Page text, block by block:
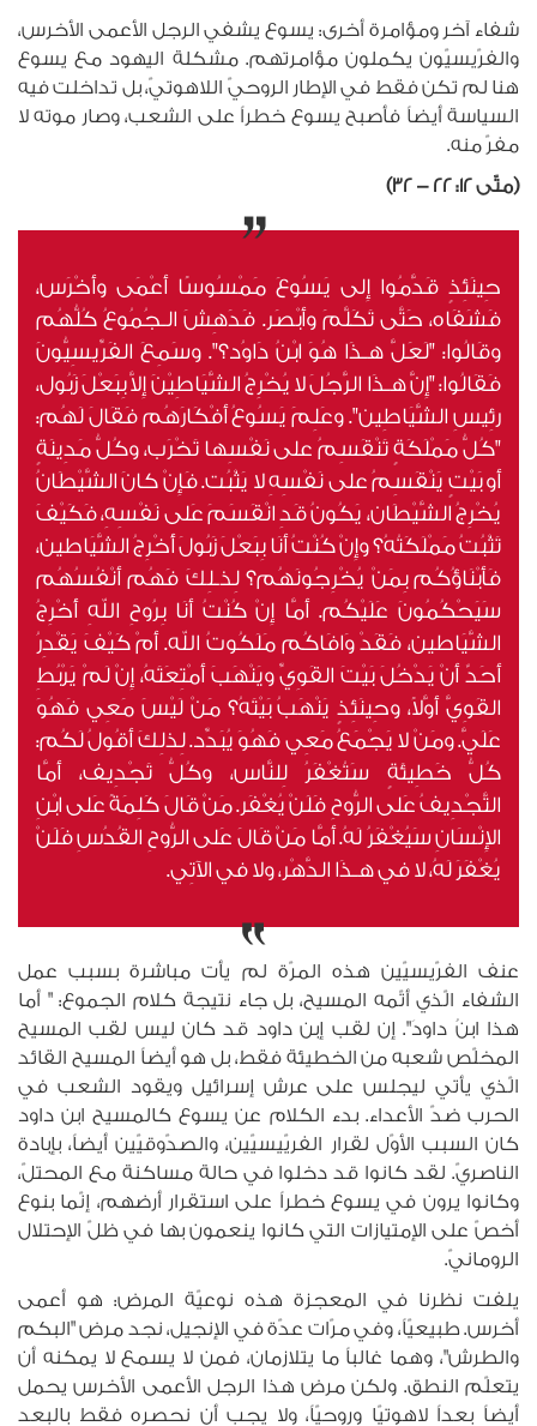
شفاء آخر ومؤامرة أخرى: يسوع يشفي الرجل الأعمى الأخرس،
والفرّيسيّون يكملون مؤامرتهم. مشكلة اليهود مع يسوع
هنا لم تكن فقط في الإطار الروحيّ اللاهوتيّ، بل تداخلت فيه
السياسة أيضاً فأصبح يسوع خطراً على الشعب، وصار موته لا
مفرّ منه.
(متّى 12: 22 - 32)
حِينَئِذٍ قَدَّمُوا إِلى يَسُوعَ مَمْسُوسًا أَعْمَى وأَخْرَس،
فَشَفَاه، حَتَّى تَكَلَّمَ وأَبْصَر. فَدَهِشَ الـجُمُوعُ كُلُّهُم
وقَالُوا: "لَعَلَّ هـذَا هُوَ ابْنُ دَاوُد؟". وسَمِعَ الفَرِّيسِيُّونَ
فَقَالُوا: "إِنَّ هـذَا الرَّجُلَ لا يُخْرِجُ الشَّيَاطِيْنَ إِلاَّ بِبَعْلَ زَبُول،
رئِيسِ الشَّيَاطِين". وعَلِمَ يَسُوعُ أَفْكَارَهُم فَقَالَ لَهُم:
"كُلُّ مَمْلَكَةٍ تَنْقَسِمُ على نَفْسِها تَخْرَب، وكُلُّ مَدِينَةٍ
أَو بَيْتٍ يَنْقَسِمُ على نَفْسِهِ لا يَثْبُت. فَإِنْ كانَ الشَّيْطَانُ
يُخْرِجُ الشَّيْطَان، يَكُونُ قَدِ انْقَسَمَ عَلى نَفْسِهِ، فَكَيْفَ
تَثْبُتُ مَمْلَكَتُهُ؟ وإِنْ كُنْتُ أَنَا بِبَعْلَ زَبُولَ أُخْرِجُ الشَّيَاطين،
فَأَبْنَاؤُكُم بِمَنْ يُخْرِجُونَهُم؟ لِذـلِكَ فَهُم أَنْفُسُهُم
سَيَحْكُمُونَ عَلَيْكُم. أَمَّا إِنْ كُنْتُ أَنَا بِرُوحِ اللهِ أُخْرِجُ
الشَّيَاطين، فَقَدْ وَافَاكُم مَلَكُوتُ الله. أَمْ كَيْفَ يَقْدِرُ
أَحَدٌ أَنْ يَدْخُلَ بَيْتَ القَوِيِّ ويَنْهَبَ أَمْتِعَتَهُ، إِنْ لَمْ يَرْبُطِ
القَوِيَّ أَوَّلاً، وحِينَئِذٍ يَنْهَبُ بَيْتَهُ؟ مَنْ لَيْسَ مَعِي فَهُوَ
عَلَيَّ. ومَنْ لا يَجْمَعُ مَعِي فَهُوَ يُبَدِّد. لِذلِكَ أَقُولُ لَكُم:
كُلُّ خَطِيئَةٍ سَتُغْفَرُ لِلنَّاس، وكُلُّ تَجْدِيف، أَمَّا
التَّجْدِيفُ عَلى الرُّوحِ فَلَنْ يُغْفَر. مَنْ قَالَ كَلِمَةً عَلى ابْنِ
الإِنْسَانِ سَيُغْفَرُ لَهُ. أَمَّا مَنْ قَالَ عَلى الرُّوحِ القُدُسِ فَلَنْ
يُغْفَرَ لَهُ، لا في هـذَا الدَّهْر، ولا في الآتِي.
عنف الفرّيسيّين هذه المرّة لم يأت مباشرة بسبب عمل
الشفاء الّذي أتّمه المسيح، بل جاء نتيجة كلام الجموع: " أما
هذا ا‏بنُ داودَ". إن لقب إبن داود قد كان ليس لقب المسيح
المخلّص شعبه من الخطيئة فقط، بل هو أيضاً المسيح القائد
الّذي يأتي ليجلس على عرش إسرائيل ويقود الشعب في
الحرب ضدّ الأعداء. بدء الكلام عن يسوع كالمسيح ابن داود
كان السبب الأوّل لقرار الفريّيسيّين، والصدّوقيّين أيضاً، بإبادة
الناصريّ. لقد كانوا قد دخلوا في حالة مساكنة مع المحتلّ،
وكانوا يرون في يسوع خطراً على استقرار أرضهم، إنّما بنوع
أخصّ على الإمتيازات التي كانوا ينعمون بها في ظلّ الإحتلال
الرومانيّ.
يلفت نظرنا في المعجزة هذه نوعيّة المرض: هو أعمى
أخرس. طبيعيّاً، وفي مرّات عدّة في الإنجيل، نجد مرض "البكم
والطرش"، وهما غالباً ما يتلازمان، فمن لا يسمع لا يمكنه أن
يتعلّم النطق. ولكن مرض هذا الرجل الأعمى الأخرس يحمل
أيضاً بعداً لاهوتيّا وروحيّاً، ولا يجب أن نحصره فقط بالبعد